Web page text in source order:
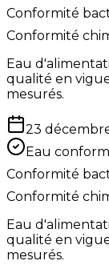
Conformité
Conformité
Eau
qualité en
mesurés.
23
Eau
Conformité
Conformité
Eau
qualité en
mesurés.